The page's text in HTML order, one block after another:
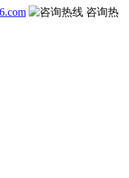
咨询热